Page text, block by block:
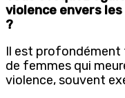
violence envers
?
Il est profondément
de femmes qui
violence, souvent